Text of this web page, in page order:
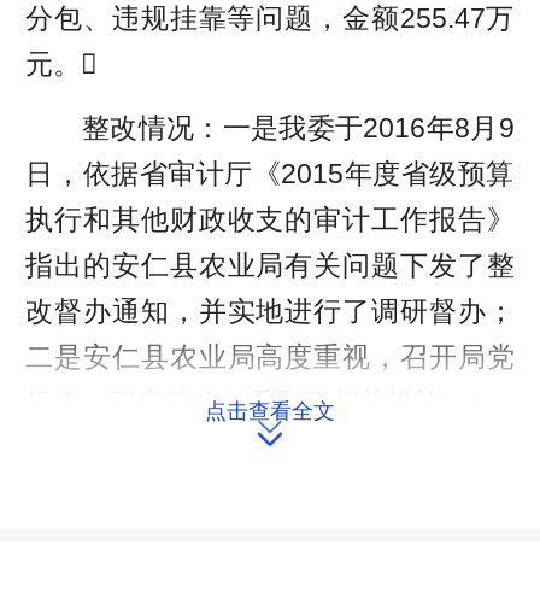
分包、违规挂靠等问题，金额255.47万
元。
整改情况：一是我委于2016年8月9
日，依据省审计厅《2015年度省级预算
执行和其他财政收支的审计工作报告》
指出的安仁县农业局有关问题下发了整
改督办通知，并实地进行了调研督办；
二是安仁县农业局高度重视，召开局党
组会，研究整改，采取了相关措施。1、
提请建设工程行政主管部门、招标投标
点击查看全文
